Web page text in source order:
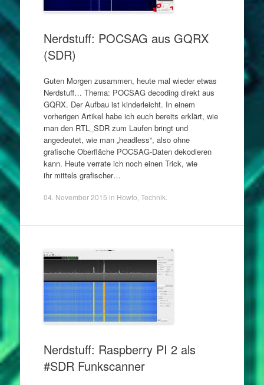
Nerdstuff: POCSAG aus GQRX
(SDR)
Guten Morgen zusammen, heute mal wieder etwas
Nerdstuff… Thema: POCSAG decoding direkt aus
GQRX. Der Aufbau ist kinderleicht. In einem
vorherigen Artikel habe ich euch bereits erklärt, wie
man den RTL_SDR zum Laufen bringt und
angedeutet, wie man „headless“, also ohne
grafische Oberfläche POCSAG-Daten dekodieren
kann. Heute verrate ich noch einen Trick, wie
ihr mittels grafischer…
04. November 2015 in Howto Technik
Nerdstuff: Raspberry PI 2 als
#SDR Funkscanner